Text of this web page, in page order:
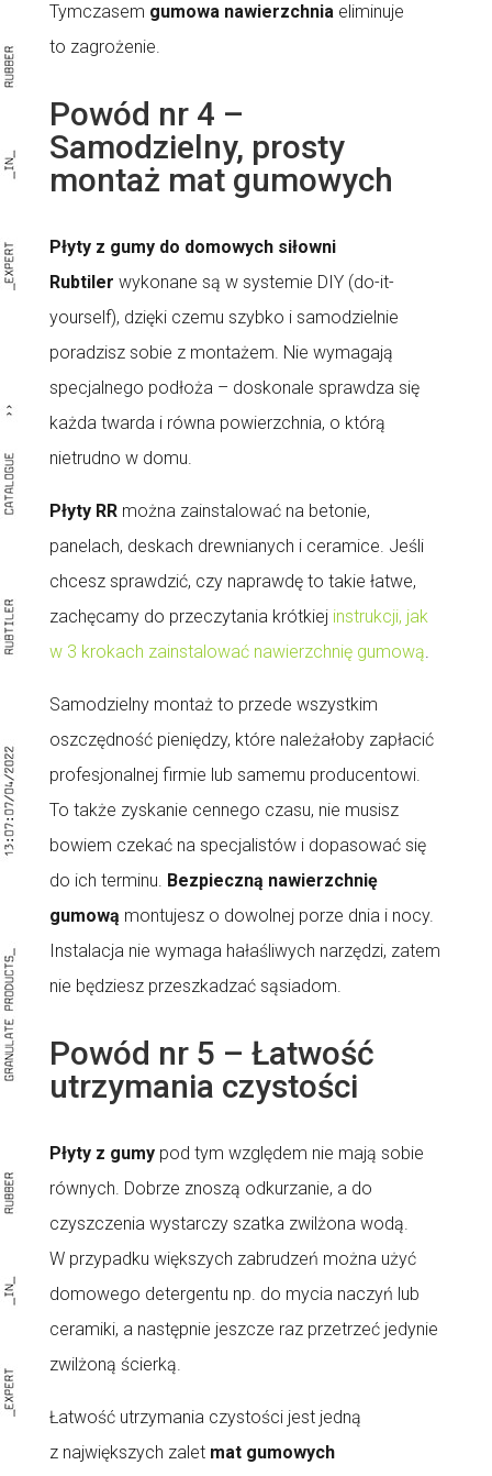
Tymczasem gumowa nawierzchnia eliminuje
to zagrożenie.
Powód nr 4 –
Samodzielny, prosty
montaż mat gumowych
Płyty z gumy do domowych siłowni
Rubtiler wykonane są w systemie DIY (do-it-
yourself), dzięki czemu szybko i samodzielnie
poradzisz sobie z montażem. Nie wymagają
specjalnego podłoża – doskonale sprawdza się
każda twarda i równa powierzchnia, o którą
nietrudno w domu.
Płyty RR można zainstalować na betonie,
panelach, deskach drewnianych i ceramice. Jeśli
chcesz sprawdzić, czy naprawdę to takie łatwe,
zachęcamy do przeczytania krótkiej instrukcji, jak
w 3 krokach zainstalować nawierzchnię gumową.
Samodzielny montaż to przede wszystkim
oszczędność pieniędzy, które należałoby zapłacić
profesjonalnej firmie lub samemu producentowi.
To także zyskanie cennego czasu, nie musisz
bowiem czekać na specjalistów i dopasować się
do ich terminu. Bezpieczną nawierzchnię
gumową montujesz o dowolnej porze dnia i nocy.
Instalacja nie wymaga hałaśliwych narzędzi, zatem
nie będziesz przeszkadzać sąsiadom.
Powód nr 5 – Łatwość
utrzymania czystości
Płyty z gumy pod tym względem nie mają sobie
równych. Dobrze znoszą odkurzanie, a do
czyszczenia wystarczy szatka zwilżona wodą.
W przypadku większych zabrudzeń można użyć
domowego detergentu np. do mycia naczyń lub
ceramiki, a następnie jeszcze raz przetrzeć jedynie
zwilżoną ścierką.
Łatwość utrzymania czystości jest jedną
z największych zalet mat gumowych